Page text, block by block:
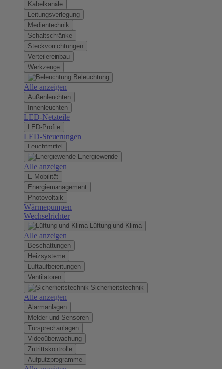
Kabelkanäle
Leitungsverlegung
Medientechnik
Schaltschränke
Steckvorrichtungen
Verteilereinbau
Werkzeuge
Beleuchtung
Alle anzeigen
Außenleuchten
Innenleuchten
LED-Netzteile
LED-Profile
LED-Steuerungen
Leuchtmittel
Energiewende
Alle anzeigen
E-Mobilität
Energiemanagement
Photovoltaik
Wärmepumpen
Wechselrichter
Lüftung und Klima
Alle anzeigen
Beschattungen
Heizsysteme
Luftaufbereitungen
Ventilatoren
Sicherheitstechnik
Alle anzeigen
Alarmanlagen
Melder und Sensoren
Türsprechanlagen
Videoüberwachung
Zutrittskontrolle
Aufputzprogramme